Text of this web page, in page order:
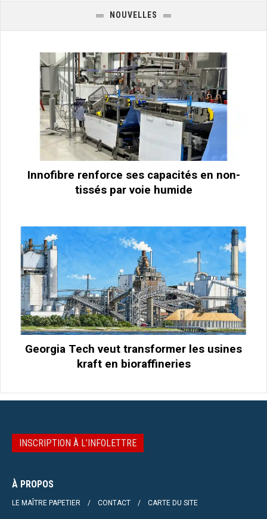
NOUVELLES
Innofibre renforce ses capacités en non-
tissés par voie humide
Georgia Tech veut transformer les usines
kraft en bioraffineries
INSCRIPTION À L’INFOLETTRE
À PROPOS
LE MAÎTRE PAPETIER CONTACT CARTE DU SITE